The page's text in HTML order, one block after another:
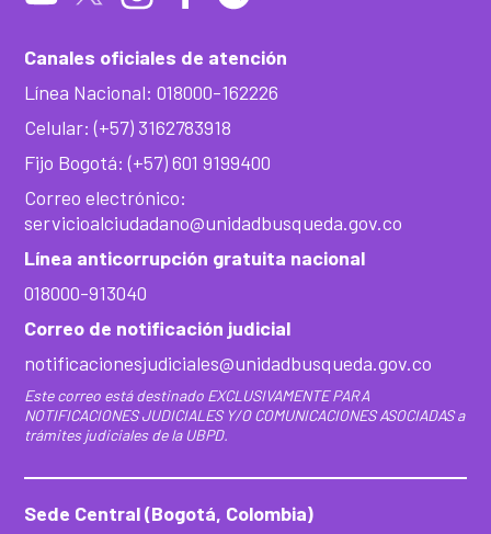
Canales oficiales de atención
Línea Nacional: 018000-162226
Celular: (+57) 3162783918
Fijo Bogotá: (+57) 601 9199400
Correo electrónico:
servicioalciudadano@unidadbusqueda.gov.co
Línea anticorrupción gratuita nacional
018000-913040
Correo de notificación judicial
notificacionesjudiciales@unidadbusqueda.gov.co
Este correo está destinado EXCLUSIVAMENTE PARA
NOTIFICACIONES JUDICIALES Y/O COMUNICACIONES ASOCIADAS a
trámites judiciales de la UBPD.
Sede Central (Bogotá, Colombia)